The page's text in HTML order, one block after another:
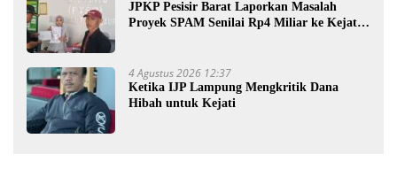
JPKP Pesisir Barat Laporkan Masalah
Proyek SPAM Senilai Rp4 Miliar ke Kejati
4 Agustus 2026 12:37
Ketika IJP Lampung Mengkritik Dana
Hibah untuk Kejati